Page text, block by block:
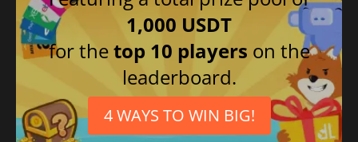
1,000 USDT
for thetop 10 players on the
leaderboard.
4 WAYS TO WIN BIG!